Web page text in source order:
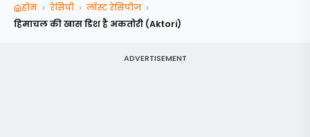
होम › रेसिपी › लॉस्ट रेसिपीज़ ›
हिमाचल की खास डिश है अकतोरी (Aktori)
ADVERTISEMENT